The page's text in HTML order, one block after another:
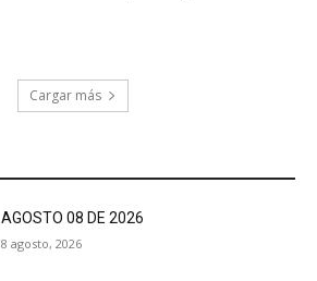
Cargar más
AGOSTO 08 DE 2026
8 agosto, 2026